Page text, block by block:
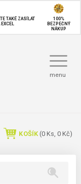
TAKÉ ZASÍLAT
100%
BEZPEČNÝ
NÁKUP
menu
KOŠÍK (0 Ks, 0 Kč)